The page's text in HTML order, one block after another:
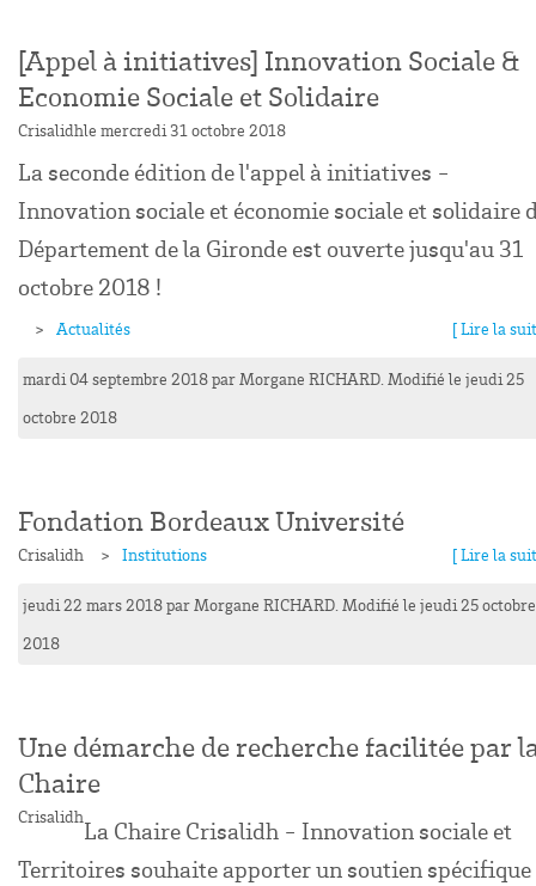
[Appel à initiatives] Innovation Sociale &
Economie Sociale et Solidaire
Crisalidhle mercredi 31 octobre 2018
La seconde édition de l'appel à initiatives -
Innovation sociale et économie sociale et solidaire
Département de la Gironde est ouverte jusqu'au 31
octobre 2018 !
Actualités [ Lire la
mardi 04 septembre 2018parMorgane RICHARD. Modifié le jeudi 25
octobre 2018
Fondation Bordeaux Université
Crisalidh Institutions [ Lire la
jeudi 22 mars 2018parMorgane RICHARD. Modifié le jeudi 25 octobre
2018
Une démarche de recherche facilitée par
Chaire
CrisalidhLa Chaire Crisalidh - Innovation sociale et
Territoires souhaite apporter un soutien spécifique